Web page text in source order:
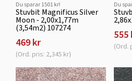
Du sparar 1501 kr!
Stuvbit Magnificus Silver
Moon - 2,00x1,77m
(3,54m2) 107274
469 kr
(Ord. pris: 2,345 kr)
Du
555
(Ord.